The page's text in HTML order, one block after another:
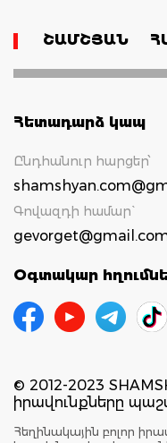
ՇԱՄՇՅԱՆ
Հետադարձ կապ
Ընդհանուր հարցեր՝
Գովազդի համար`
Օգտակար
© 2012-2023
իրավունքները
Հեղինակային բոլոր